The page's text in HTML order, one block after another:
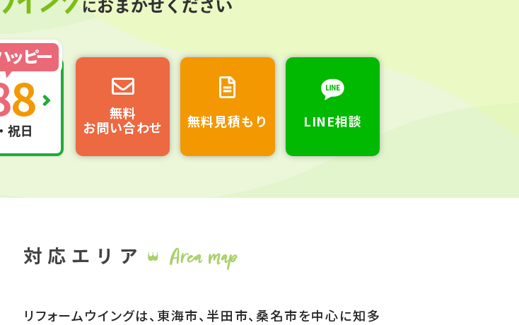
無料
お問い合わせ
無料見積もり LINE相談
リフォームウイングは、東海市、半田市、桑名市を中心に知多